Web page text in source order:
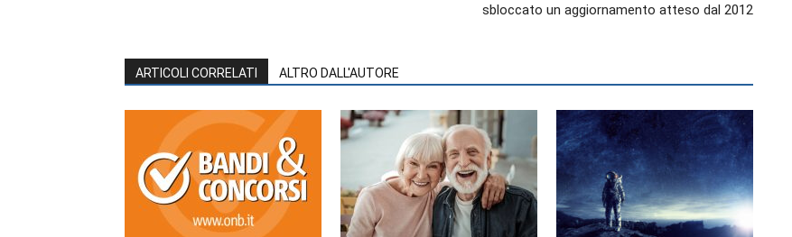
sbloccato un aggiornamento atteso dal 2012
ARTICOLI CORRELATI ALTRO DALL'AUTORE